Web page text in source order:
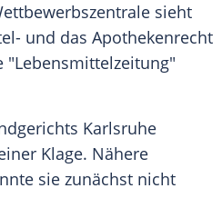
sieht
und das Apothekenrecht
"Lebensmittelzeitung"
Karlsruhe
Klage. Nähere
sie zunächst nicht